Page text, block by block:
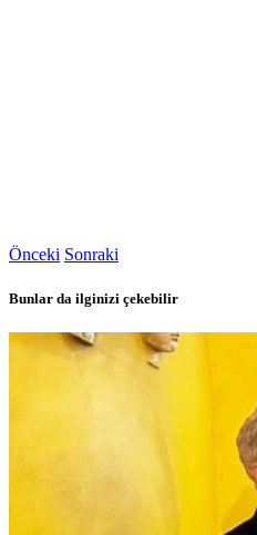
Önceki Sonraki
Bunlar da ilginizi çekebilir